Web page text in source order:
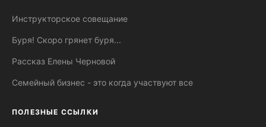
Инструкторское совещание
Буря! Скоро грянет буря...
Рассказ Елены Черновой
Семейный бизнес - это когда участвуют все
ПОЛЕЗНЫЕ ССЫЛКИ